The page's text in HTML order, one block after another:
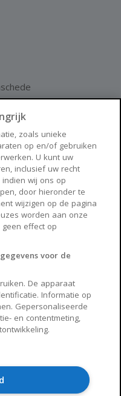
van Property Portals
zoals unieke
op en/of gebruiken
U kunt uw
inclusief uw recht
wij ons op
door hieronder te
wijzigen op de pagina
worden aan onze
effect op
voor de
De apparaat
Informatie op
Gepersonaliseerde
en contentmeting,